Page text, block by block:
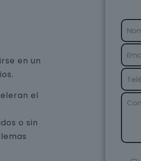
en un
el
o sin